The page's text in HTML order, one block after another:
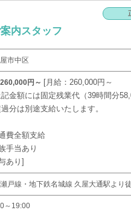
内スタッフ
市中区
円～
月給：260,000円～
金額には固定残業代（39時間分
分は別途支給いたします。
費全額支給
手当あり
あり
戸線・地下鉄名城線 久屋大通駅より
～19:00